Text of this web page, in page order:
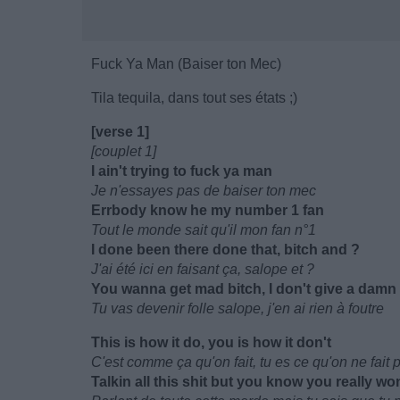
Fuck Ya Man (Baiser ton Mec)
Tila tequila, dans tout ses états ;)
[verse 1]
[couplet 1]
I ain't trying to fuck ya man
Je n'essayes pas de baiser ton mec
Errbody know he my number 1 fan
Tout le monde sait qu'il mon fan n°1
I done been there done that, bitch and ?
J'ai été ici en faisant ça, salope et ?
You wanna get mad bitch, I don't give a damn
Tu vas devenir folle salope, j'en ai rien à foutre
This is how it do, you is how it don't
C'est comme ça qu'on fait, tu es ce qu'on ne fait
Talkin all this shit but you know you really